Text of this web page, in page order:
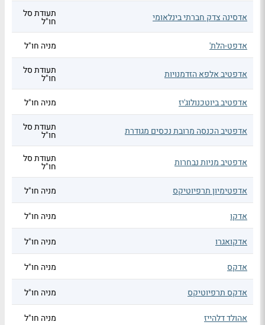
אדסינה צדק חברתי בינלאומי תעודת סל
חו"ל
אדפט-הלת'
מניה חו"ל
אדפטיב אלפא הזדמנויות תעודת סל
חו"ל
אדפטיב ביוטכנולוג'יז
מניה חו"ל
אדפטיב הכנסה מרובת נכסים מגודרת תעודת סל
חו"ל
אדפטיב מניות נבחרות תעודת סל
חו"ל
אדפטימיון תרפיוטיקס
מניה חו"ל
אדקו מניה חו"ל
אדקואגרו מניה חו"ל
אדקס מניה חו"ל
אדקס תרפיוטיקס מניה חו"ל
אהולד דלהייז מניה חו"ל